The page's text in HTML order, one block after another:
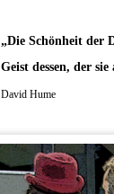
„Die Schönheit der
Geist dessen, der sie
David Hume